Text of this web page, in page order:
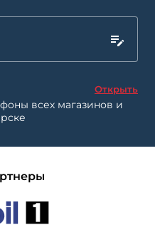
Открыть
всех магазинов и